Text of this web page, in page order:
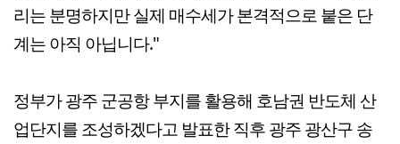
리는 분명하지만 실제 매수세가 본격적으로 붙은 단
계는 아직 아닙니다."
정부가 광주 군공항 부지를 활용해 호남권 반도체 산
업단지를 조성하겠다고 발표한 직후 광주 광산구 송